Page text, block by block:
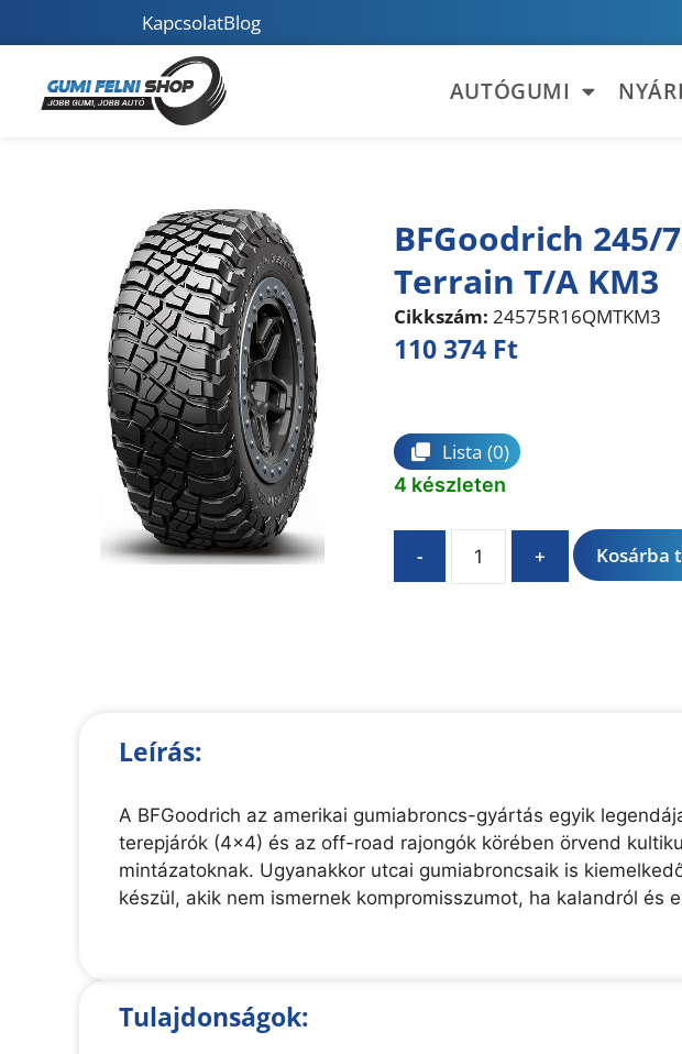
KapcsolatBlog
AUTÓGUMI
BFGoodrich 245/
Terrain T/A KM3
Cikkszám: 24575R16QMTKM3
110 374 Ft
Lista (0)
4 készleten
- + Kosárba
Leírás:
A BFGoodrich az amerikai gumiabroncs-gyártás egyik
terepjárók (4x4) és az off-road rajongók körében örvend
mintázatoknak. Ugyanakkor utcai gumiabroncsaik is
készül, akik nem ismernek kompromisszumot, ha kalandról és
Tulajdonságok: